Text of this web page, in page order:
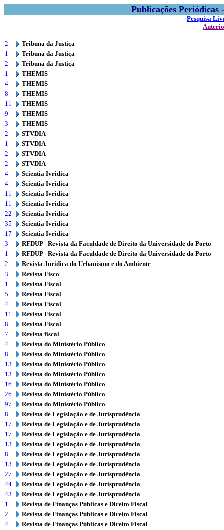
Publicações
Pesquisa
2
Tribuna da Justiça
1
Tribuna da Justiça
2
Tribuna da Justiça
1
THEMIS
4
THEMIS
8
THEMIS
11
THEMIS
9
THEMIS
3
THEMIS
2
STVDIA
1
STVDIA
2
STVDIA
2
STVDIA
4
Scientia Ivridica
4
Scientia Ivridica
11
Scientia Ivridica
11
Scientia Ivridica
22
Scientia Ivridica
35
Scientia Ivridica
17
Scientia Ivridica
3
RFDUP - Revista da Faculdade de Direito da Universidade do Porto
1
RFDUP - Revista da Faculdade de Direito da Universidade do Porto
2
Revista Juridica do Urbanismo e do Ambiente
3
Revista Fisco
1
Revista Fiscal
5
Revista Fiscal
4
Revista Fiscal
11
Revista Fiscal
8
Revista Fiscal
7
Revista fiscal
4
Revista do Ministério Público
8
Revista do Ministério Público
13
Revista do Ministério Público
13
Revista do Ministério Público
16
Revista do Ministério Público
26
Revista do Ministério Público
97
Revista do Ministério Público
8
Revista de Legislação e de Jurisprudência
17
Revista de Legislação e de Jurisprudência
17
Revista de Legislação e de Jurisprudência
13
Revista de Legislação e de Jurisprudência
8
Revista de Legislação e de Jurisprudência
13
Revista de Legislação e de Jurisprudência
27
Revista de Legislação e de Jurisprudência
44
Revista de Legislação e de Jurisprudência
43
Revista de Legislação e de Jurisprudência
1
Revista de Finanças Públicas e Direito Fiscal
2
Revista de Finanças Públicas e Direito Fiscal
4
Revista de Finanças Públicas e Direito Fiscal